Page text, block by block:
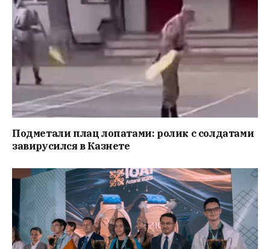
Подметали плац лопатами: ролик с солдатами
завирусился в Казнете